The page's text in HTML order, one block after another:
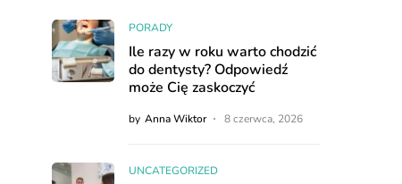
PORADY
Ile razy w roku warto chodzić
do dentysty? Odpowiedź
może Cię zaskoczyć
by Anna Wiktor 8 czerwca, 2026
UNCATEGORIZED